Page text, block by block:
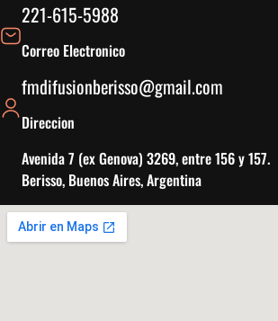
221-615-5988
Correo Electronico
fmdifusionberisso@gmail.com
Direccion
Avenida 7 (ex Genova) 3269, entre 156 y 157.
Berisso, Buenos Aires, Argentina